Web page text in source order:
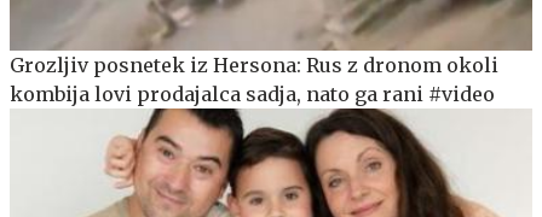
Grozljiv posnetek iz Hersona: Rus z dronom okoli
kombija lovi prodajalca sadja, nato ga rani #video